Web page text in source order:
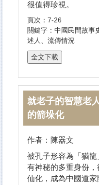
很值得珍視。
頁次：7-26
關鍵字：中國民間故事
述人、流傳情況
就老子的智慧老
的箭垛化
作者：陳器文
被孔子形容為「猶
有神秘的多重身份
仙化，成為中國道